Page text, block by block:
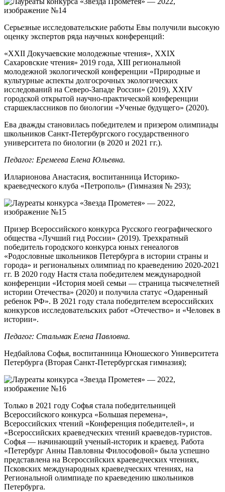
Серьезные исследовательские работы Евы получили высокую
оценку экспертов ряда научных конференций:
«XXII Докучаевские молодежные чтения», XXIX
Сахаровские чтения» 2019 года, XIII региональной
молодежной экологической конференции «Природные и
культурные аспекты долгосрочных экологических
исследований на Северо-Западе России» (2019), XXIV
городской открытой научно-практической конференции
старшеклассников по биологии «Ученые будущего» (2020).
Ева дважды становилась победителем и призером олимпиады
школьников Санкт-Петербургского государственного
университета по биологии (в 2020 и 2021 гг.).
Педагог: Еремеева Елена Юльевна.
Илларионова Анастасия, воспитанница Историко-
краеведческого клуба «Петрополь» (Гимназия № 293);
Призер Всероссийского конкурса Русского географического
общества «Лучший гид России» (2019). Трехкратный
победитель городского конкурса юных генеалогов
«Родословные школьников Петербурга в истории страны и
города» и региональных олимпиад по краеведению 2020-2021
гг. В 2020 году Настя стала победителем международной
конференции «История моей семьи — страница тысячелетней
истории Отечества» (2020) и получила статус «Одаренный
ребенок РФ». В 2021 году стала победителем всероссийских
конкурсов исследовательских работ «Отечество» и «Человек в
истории».
Педагог: Стальмак Елена Павловна.
Недбайлова Софья, воспитанница Юношеского Университета
Петербурга (Вторая Санкт-Петербургская гимназия);
Только в 2021 году Софья стала победительницей
Всероссийского конкурса «Большая перемена»,
Всероссийских чтений «Конференция победителей», и
«Всероссийских краеведческих чтений краеведов-туристов.
Софья — начинающий ученый-историк и краевед. Работа
«Петербург Анны Павловны Философовой» была успешно
представлена на Всероссийских краеведческих чтениях,
Псковских международных краеведческих чтениях, на
Региональной олимпиаде по краеведению школьников
Петербурга.